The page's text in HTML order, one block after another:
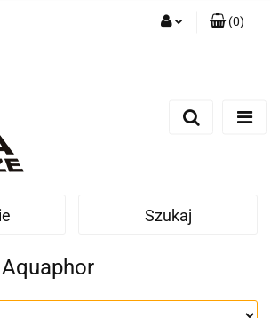
(0)
Szukaj